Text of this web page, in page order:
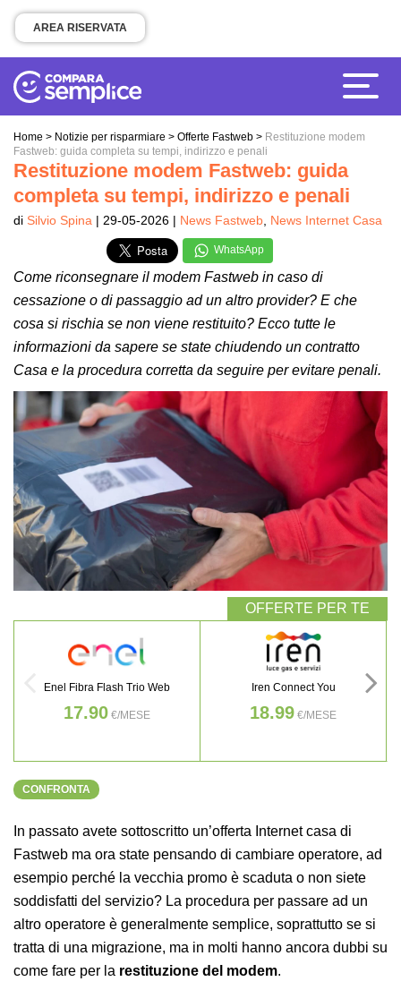
AREA RISERVATA
Home > Notizie per risparmiare > Offerte Fastweb > Restituzione modem
Fastweb: guida completa su tempi, indirizzo e penali
Restituzione modem Fastweb: guida
completa su tempi, indirizzo e penali
di Silvio Spina | 29-05-2026 | News Fastweb News Internet Casa
WhatsApp
Come riconsegnare il modem Fastweb in caso di
cessazione o di passaggio ad un altro provider? E che
cosa si rischia se non viene restituito? Ecco tutte le
informazioni da sapere se state chiudendo un contratto
Casa e la procedura corretta da seguire per evitare penali.
Enel Fibra Flash Trio Web
17.90 €/MESE
Iren Connect You
18.99 €/MESE
CONFRONTA
In passato avete sottoscritto un’offerta Internet casa di
Fastweb ma ora state pensando di cambiare operatore, ad
esempio perché la vecchia promo è scaduta o non siete
soddisfatti del servizio? La procedura per passare ad un
altro operatore è generalmente semplice, soprattutto se si
tratta di una migrazione, ma in molti hanno ancora dubbi su
come fare per la restituzione del modem.